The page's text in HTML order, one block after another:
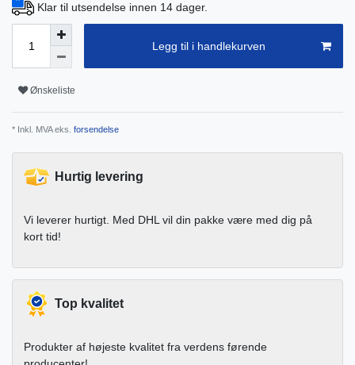
Klar til utsendelse innen 14 dager.
Legg til i handlekurven
Ønskeliste
* Inkl. MVA eks. forsendelse
Hurtig levering
Vi leverer hurtigt. Med DHL vil din pakke være med dig på
kort tid!
Top kvalitet
Produkter af højeste kvalitet fra verdens førende